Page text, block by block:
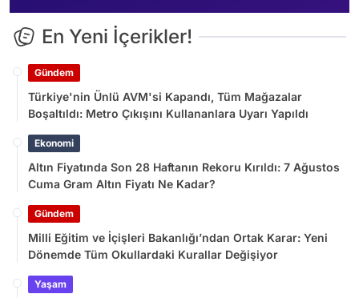
En Yeni İçerikler!
Gündem
Türkiye'nin Ünlü AVM'si Kapandı, Tüm Mağazalar
Boşaltıldı: Metro Çıkışını Kullananlara Uyarı Yapıldı
Ekonomi
Altın Fiyatında Son 28 Haftanın Rekoru Kırıldı: 7 Ağustos
Cuma Gram Altın Fiyatı Ne Kadar?
Gündem
Milli Eğitim ve İçişleri Bakanlığı’ndan Ortak Karar: Yeni
Dönemde Tüm Okullardaki Kurallar Değişiyor
Yaşam